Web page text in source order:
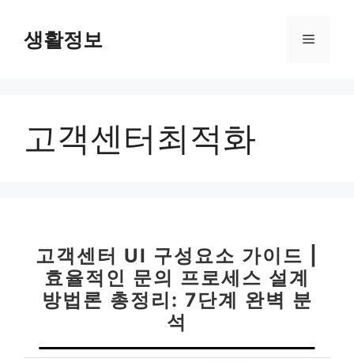
생활정보 메
고객센터최적화
고객센터 UI 구성요소 가이드 |
효율적인 문의 프로세스 설계
방법론 총정리: 7단계 완벽 분
석